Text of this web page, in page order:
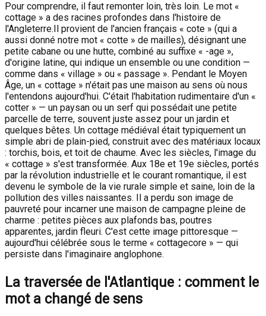
Pour comprendre, il faut remonter loin, très loin. Le mot «
cottage » a des racines profondes dans l'histoire de
l'Angleterre.Il provient de l'ancien français « cote » (qui a
aussi donné notre mot « cotte » de mailles), désignant une
petite cabane ou une hutte, combiné au suffixe « -age »,
d'origine latine, qui indique un ensemble ou une condition —
comme dans « village » ou « passage ». Pendant le Moyen
Âge, un « cottage » n'était pas une maison au sens où nous
l'entendons aujourd'hui. C'était l'habitation rudimentaire d'un «
cotter » — un paysan ou un serf qui possédait une petite
parcelle de terre, souvent juste assez pour un jardin et
quelques bêtes. Un cottage médiéval était typiquement un
simple abri de plain-pied, construit avec des matériaux locaux
: torchis, bois, et toit de chaume. Avec les siècles, l'image du
« cottage » s'est transformée. Aux 18e et 19e siècles, portés
par la révolution industrielle et le courant romantique, il est
devenu le symbole de la vie rurale simple et saine, loin de la
pollution des villes naissantes. Il a perdu son image de
pauvreté pour incarner une maison de campagne pleine de
charme : petites pièces aux plafonds bas, poutres
apparentes, jardin fleuri. C'est cette image pittoresque —
aujourd'hui célébrée sous le terme « cottagecore » — qui
persiste dans l'imaginaire anglophone.
La traversée de l'Atlantique : comment le
mot a changé de sens